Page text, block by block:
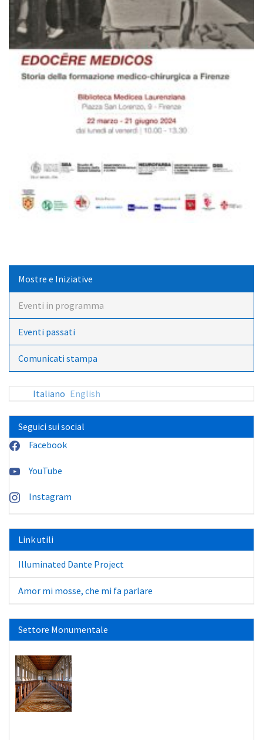
Mostre e Iniziative
Eventi in programma
Eventi passati
Comunicati stampa
Italiano English
Seguici sui social
Facebook
YouTube
Instagram
Link utili
Illuminated Dante Project
Amor mi mosse, che mi fa parlare
Settore Monumentale